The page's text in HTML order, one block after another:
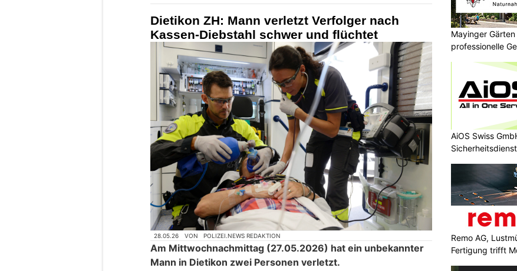
Dietikon ZH: Mann verletzt Verfolger nach
Kassen-Diebstahl schwer und flüchtet
28.05.26 VON POLIZEI.NEWS REDAKTION
Am Mittwochnachmittag (27.05.2026) hat ein unbekannter
Mann in Dietikon zwei Personen verletzt.
Mayinger
professionelle
AiOS Swiss
Remo AG,
Fertigung trifft